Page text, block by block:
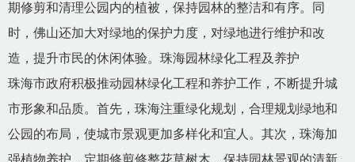
期修剪和清理公园内的植被，保持园林的整洁和有序。同
时，佛山还加大对绿地的保护力度，对绿地进行维护和改
造，提升市民的休闲体验。珠海园林绿化工程及养护
珠海市政府积极推动园林绿化工程和养护工作，不断提升城
市形象和品质。首先，珠海注重绿化规划，合理规划绿地和
公园的布局，使城市景观更加多样化和宜人。其次，珠海加
强植物养护，定期修剪修整花草树木，保持园林景观的清新